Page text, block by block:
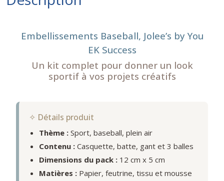
Embellissements Baseball, Jolee’s by You
EK Success
Un kit complet pour donner un look
sportif à vos projets créatifs
✧ Détails produit
Thème : Sport, baseball, plein air
Contenu : Casquette, batte, gant et 3 balles
Dimensions du pack : 12 cm x 5 cm
Matières : Papier, feutrine, tissu et mousse